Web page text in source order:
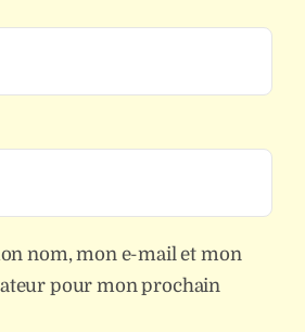
nom, mon e-mail et mon
pour mon prochain